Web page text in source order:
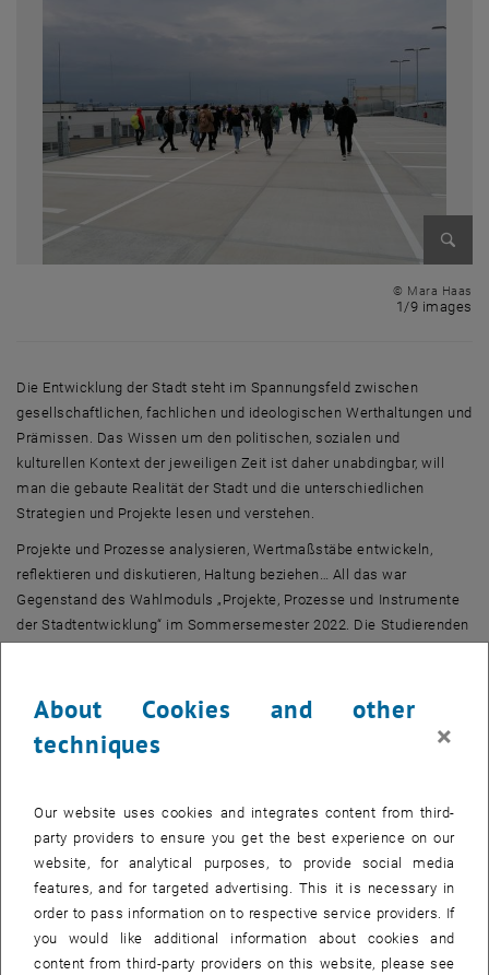
© Mara Haas
1/9 images
Die Entwicklung der Stadt steht im Spannungsfeld zwischen
gesellschaftlichen, fachlichen und ideologischen Werthaltungen und
Prämissen. Das Wissen um den politischen, sozialen und
kulturellen Kontext der jeweiligen Zeit ist daher unabdingbar, will
man die gebaute Realität der Stadt und die unterschiedlichen
Strategien und Projekte lesen und verstehen.
Projekte und Prozesse analysieren, Wertmaßstäbe entwickeln,
reflektieren und diskutieren, Haltung beziehen… All das war
Gegenstand des Wahlmoduls „Projekte, Prozesse und Instrumente
der Stadtentwicklung“ im Sommersemester 2022. Die Studierenden
systematisch zu erklären und auf ihre Grundlagen, Werthaltungen
Darüber hinaus haben die Studierenden im Rahmen der Referate
Lösungsansätze und Strategien geschärft.
In diesem Semester richtete sich der Fokus auf die Wiener
Stadtteilebene und auf die unterschiedlichen Instrumente der
Qualifizierungsverfahren. An der Schanze, Hausfeld, Quartier am
Seebogen und Sonnwendviertel - diese vier
Stadtentwicklungsgebiete waren Gegenstand der Analyse, Reflexion
About Cookies and other
techniques
×
Our website uses cookies and integrates content from third-
party providers to ensure you get the best experience on our
website, for analytical purposes, to provide social media
features, and for targeted advertising. This it is necessary in
order to pass information on to respective service providers. If
you would like additional information about cookies and
content from third-party providers on this website, please see